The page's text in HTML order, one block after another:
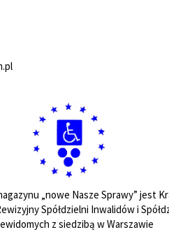
„nowe Nasze Sprawy” jest
Spółdzielni Inwalidów i
z siedzibą w Warszawie